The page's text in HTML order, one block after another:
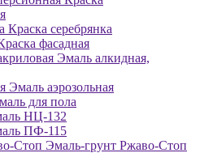
Краска серебрянка
фасадная
Эмаль алкидная,
Эмаль аэрозольная
для пола
НЦ-132
ПФ-115
Эмаль-грунт Ржаво-Стоп